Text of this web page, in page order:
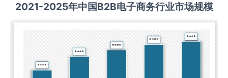
2021-2025年中国B2B电子商务行业市场规模